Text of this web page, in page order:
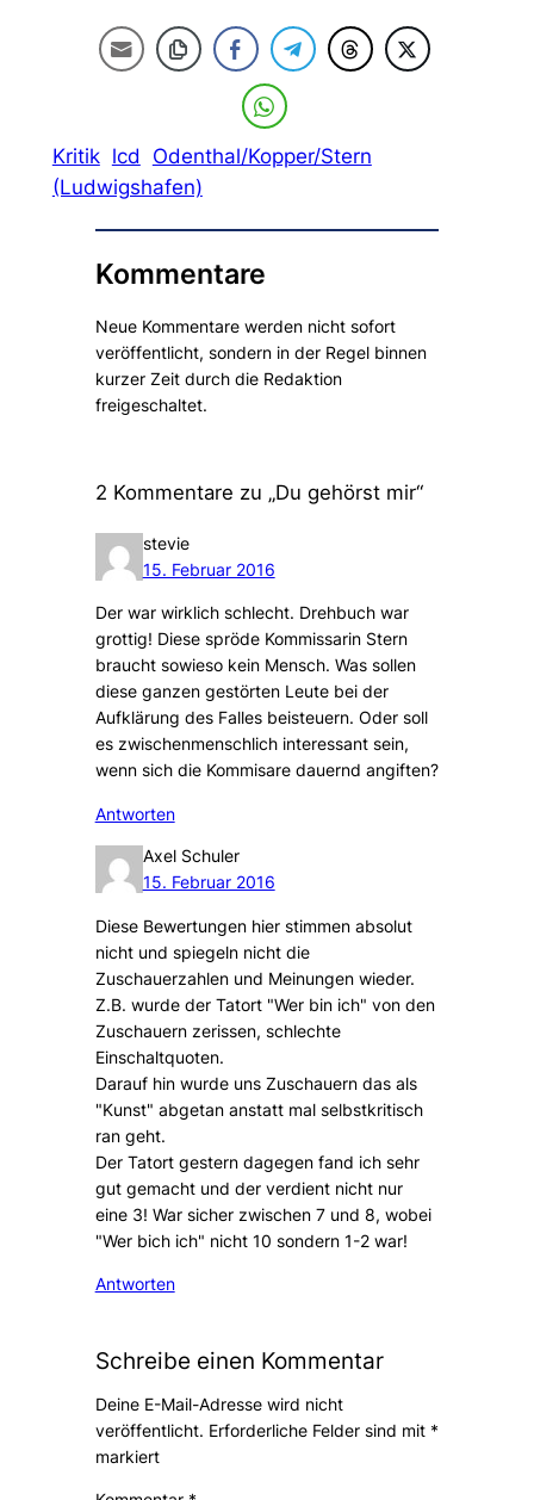
Kritik lcd
Odenthal/Kopper/Stern
(Ludwigshafen)
Kommentare
Neue Kommentare werden nicht sofort
veröffentlicht, sondern in der Regel binnen
kurzer Zeit durch die Redaktion
freigeschaltet.
2 Kommentare zu „Du gehörst mir“
stevie
15. Februar 2016
Der war wirklich schlecht. Drehbuch war
grottig! Diese spröde Kommissarin Stern
braucht sowieso kein Mensch. Was sollen
diese ganzen gestörten Leute bei der
Aufklärung des Falles beisteuern. Oder soll
es zwischenmenschlich interessant sein,
wenn sich die Kommisare dauernd angiften?
Antworten
Axel Schuler
15. Februar 2016
Diese Bewertungen hier stimmen absolut
nicht und spiegeln nicht die
Zuschauerzahlen und Meinungen wieder.
Z.B. wurde der Tatort "Wer bin ich" von den
Zuschauern zerissen, schlechte
Einschaltquoten.
Darauf hin wurde uns Zuschauern das als
"Kunst" abgetan anstatt mal selbstkritisch
ran geht.
Der Tatort gestern dagegen fand ich sehr
gut gemacht und der verdient nicht nur
eine 3! War sicher zwischen 7 und 8, wobei
"Wer bich ich" nicht 10 sondern 1-2 war!
Antworten
Schreibe einen Kommentar
Deine E-Mail-Adresse wird nicht
veröffentlicht. Erforderliche Felder sind mit *
markiert